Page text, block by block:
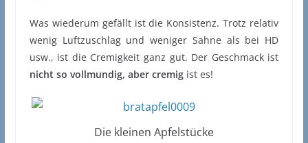
Was wiederum gefällt ist die Konsistenz. Trotz relativ
wenig Luftzuschlag und weniger Sahne als bei HD
usw., ist die Cremigkeit ganz gut. Der Geschmack ist
nicht so vollmundig, aber cremigist es!
Die kleinen Apfelstücke